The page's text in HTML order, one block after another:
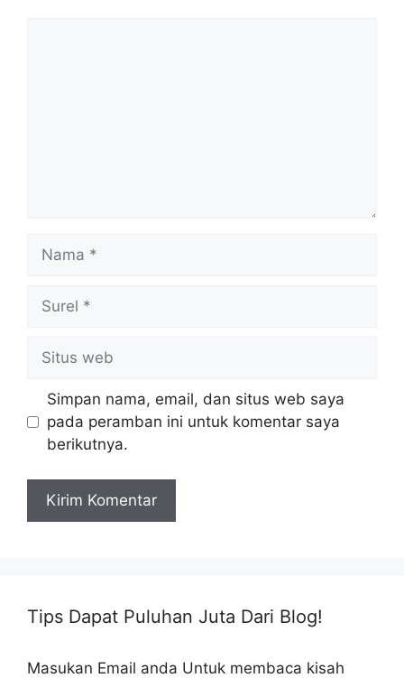
Nama
Surel
Situs
web
Simpan nama, email, dan situs web saya
pada peramban ini untuk komentar saya
berikutnya.
Tips Dapat Puluhan Juta Dari Blog!
Masukan Email anda Untuk membaca kisah